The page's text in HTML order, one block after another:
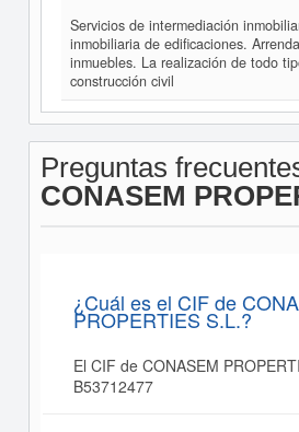
Servicios de intermediación
inmobiliaria de edificaciones.
inmuebles. La realización de todo
construcción civil
Preguntas
CONASEM
¿Cuál es el CIF de
PROPERTIES S.L.?
El CIF de CONASEM
B53712477